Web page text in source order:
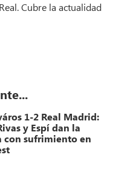
Cubre la actualidad
1-2 Real Madrid:
y Espí dan la
con sufrimiento en